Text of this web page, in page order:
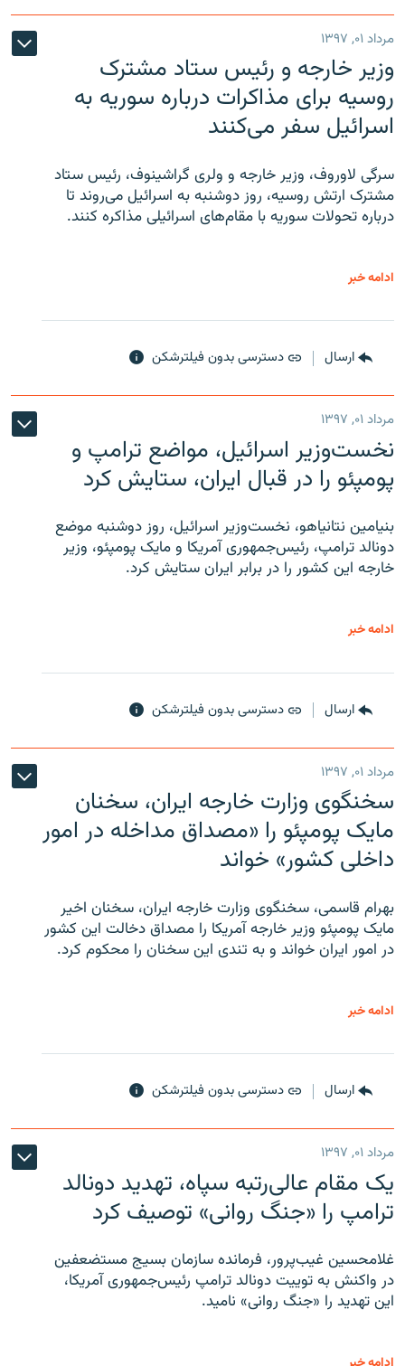
مرداد ۰۱, ۱۳۹۷
وزیر خارجه و رئیس‌ ستاد مشترک
روسیه برای مذاکرات درباره سوریه به
اسرائیل سفر می‌کنند
سرگی لاوروف، وزیر خارجه و ولری گراشینوف، رئیس ستاد
مشترک ارتش روسیه، روز دوشنبه به اسرائیل می‌روند تا
درباره تحولات سوریه با مقام‌های اسرائیلی مذاکره کنند.
ادامه خبر
ارسال دسترسی بدون فیلترشکن
مرداد ۰۱, ۱۳۹۷
نخست‌وزیر اسرائیل، مواضع ترامپ و
پومپئو را در قبال ایران، ستایش کرد
بنیامین نتانیاهو، نخست‌وزیر اسرائیل، روز دوشنبه موضع
دونالد ترامپ، رئیس‌جمهوری آمریکا و مایک پومپئو، وزیر
خارجه این کشور را در برابر ایران ستایش کرد.
ادامه خبر
ارسال دسترسی بدون فیلترشکن
مرداد ۰۱, ۱۳۹۷
سخنگوی وزارت خارجه ایران، سخنان
مایک پومپئو را «مصداق مداخله در امور
داخلی کشور» خواند
بهرام قاسمی، سخنگوی وزارت خارجه ایران، سخنان اخیر
مایک پومپئو وزیر خارجه آمریکا را مصداق دخالت این کشور
در امور ایران خواند و به تندی این سخنان را محکوم کرد.
ادامه خبر
ارسال دسترسی بدون فیلترشکن
مرداد ۰۱, ۱۳۹۷
یک مقام عالی‌رتبه سپاه، تهدید دونالد
ترامپ را «جنگ روانی» توصیف کرد
غلامحسین غیب‌پرور، فرمانده سازمان بسیج مستضعفین
در واکنش به توییت دونالد ترامپ رئیس‌جمهوری آمریکا،
این تهدید را «جنگ روانی» نامید.